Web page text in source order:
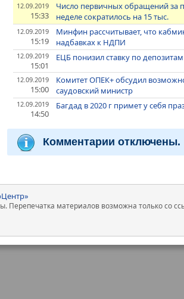
12.09.2019
15:33
Число первичных обращений за
неделе сократилось на 15 тыс.
12.09.2019
15:19
Минфин рассчитывает, что
надбавках к НДПИ
12.09.2019
15:01
ЕЦБ понизил ставку по
12.09.2019
15:00
Комитет ОПЕК+ обсудил
саудовский министр
12.09.2019
14:50
Багдад в 2020 г примет у себя
Комментарии отключены.
Перепечатка материалов возможна только со